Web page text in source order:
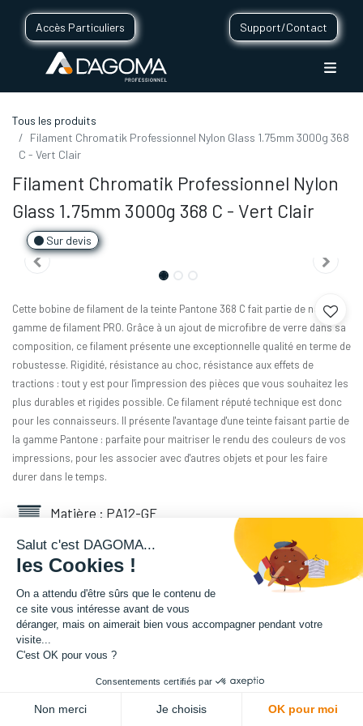
Accès Particuliers Support/Contact
Tous les produits
Filament Chromatik Professionnel Nylon Glass 1.75mm 3000g 368
C - Vert Clair
Filament Chromatik Professionnel Nylon
Glass 1.75mm 3000g 368 C - Vert Clair
Sur devis
Cette bobine de filament de la teinte Pantone 368 C fait partie de notre
gamme de filament PRO. Grâce à un ajout de microfibre de verre dans sa
composition, ce filament présente une exceptionnelle qualité en terme de
robustesse. Rigidité, résistance au choc, résistance aux effets de
tractions : tout y est pour l'impression des pièces que vous souhaitez les
plus durables et rigides possible. Ce filament réputé technique est donc
pour les connaisseurs. Il présente l'avantage d'une teinte faisant partie de
la gamme Pantone : parfaite pour maitriser le rendu des couleurs de vos
impressions, pour les associer avec d'autres objets et pour les faire
durer dans le temps.
Matière : PA12-GF
Diamètre : 1.75 mm
Grammage : 3000 g
Couleur : Citron Vert
Facilité d'utilisation : Intermédiaire
341,67€HT
Salut c'est DAGOMA...
les Cookies !
On a attendu d'être sûrs que le contenu de
ce site vous intéresse avant de vous
déranger, mais on aimerait bien vous accompagner pendant votre
visite...
C'est OK pour vous ?
Consentements certifiés par
Non merci Je choisis OK pour moi